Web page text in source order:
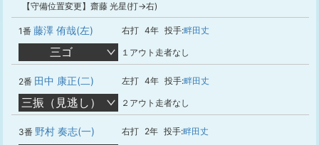
【守備位置変更】齋藤 光星(打→右)
1番 藤澤 侑哉(左) 右打 4年 投手:畔田丈
三ゴ １アウト走者なし
2番 田中 康正(二) 左打 4年 投手:畔田丈
三振（見逃し） ２アウト走者なし
3番 野村 奏志(一) 右打 2年 投手:畔田丈